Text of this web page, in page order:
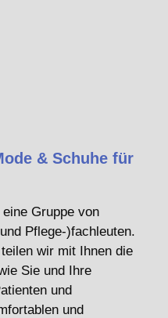
& Schuhe für
Gruppe von
Pflege-)fachleuten.
wir mit Ihnen die
Sie und Ihre
und
und